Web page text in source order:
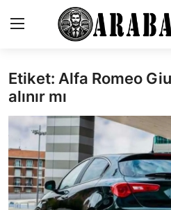
İletişim
Genel
Karşılaştırmalar
Testler
Etiket: Alfa Romeo
alınır mı